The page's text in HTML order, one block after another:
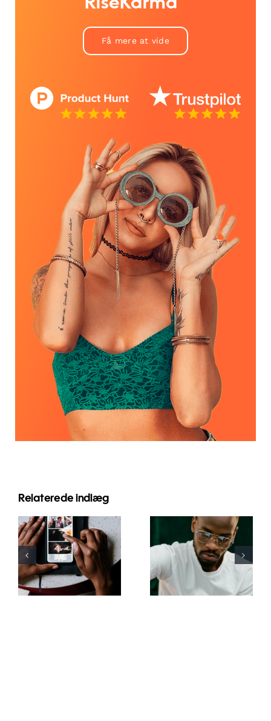
Få mere at vide
Relaterede indlæg
Bedste apps
til at
animere
fotos til
fængende
Facebook-
Top 17
Avancerede
Tips til at
Forstå
TikTok